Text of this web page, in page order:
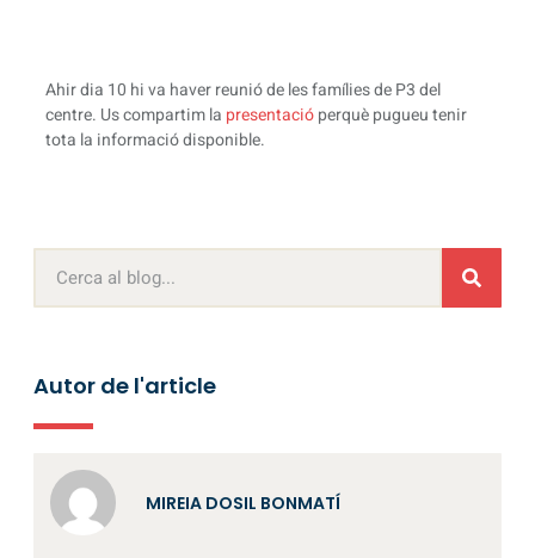
Ahir dia 10 hi va haver reunió de les famílies de P3 del
centre. Us compartim la presentacióperquè pugueu tenir
tota la informació disponible.
Autor de l'article
MIREIA DOSIL BONMATÍ